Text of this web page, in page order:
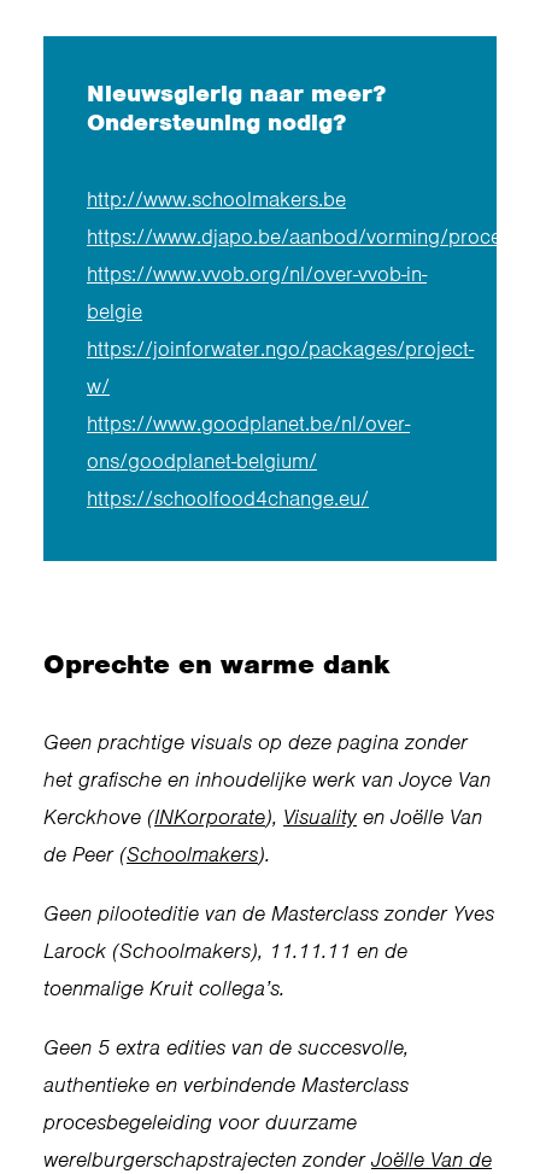
Nieuwsgierig naar meer?
Ondersteuning nodig?
http://www.schoolmakers.be
https://www.djapo.be/aanbod/vorming/
https://www.vvob.org/nl/over-vvob-in-
belgie
https://joinforwater.ngo/packages/project-
w/
https://www.goodplanet.be/nl/over-
ons/goodplanet-belgium/
https://schoolfood4change.eu/
Oprechte en warme dank
Geen prachtige visuals op deze pagina zonder
het grafische en inhoudelijke werk van Joyce Van
Kerckhove (INKorporate), Visuality en Joëlle Van
de Peer (Schoolmakers).
Geen pilooteditie van de Masterclass zonder Yves
Larock (Schoolmakers), 11.11.11 en de
toenmalige Kruit collega’s.
Geen 5 extra edities van de succesvolle,
authentieke en verbindende Masterclass
procesbegeleiding voor duurzame
werelburgerschapstrajecten zonderJoëlle Van de